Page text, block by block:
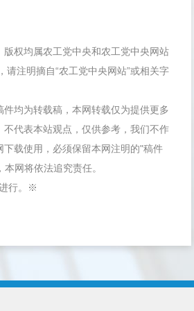
权均属农工党中央和农工党中央网站
注明摘自“农工党中央网站”或相关字
均为转载稿，本网转载仅为提供更多
代表本站观点，仅供参考，我们不作
载使用，必须保留本网注明的"稿件
网将依法追究责任。
行。※